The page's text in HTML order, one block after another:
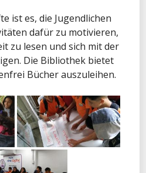
ist es, die Jugendlichen
dafür zu motivieren,
zu lesen und sich mit der
Die Bibliothek bietet
Bücher auszuleihen.